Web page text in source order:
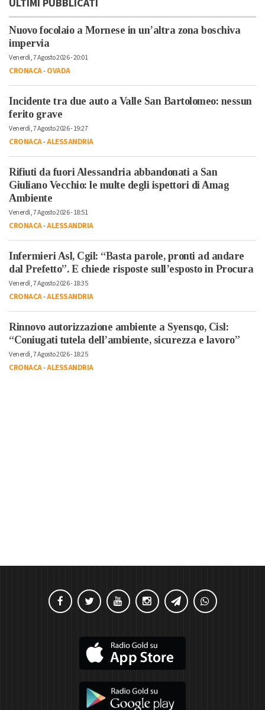
ULTIMI PUBBLICATI
Nuovo focolaio a Mornese in un’altra zona boschiva
impervia
Venerdì, 7 Agosto 2026 - 20:01
CRONACA-OVADA
Incidente tra due auto a Valle San Bartolomeo: nessun
ferito grave
Venerdì, 7 Agosto 2026 - 19:27
CRONACA-ALESSANDRIA
Rifiuti da fuori Alessandria abbandonati a San
Giuliano Vecchio: le multe degli ispettori di Amag
Ambiente
Venerdì, 7 Agosto 2026 - 18:51
CRONACA-ALESSANDRIA
Infermieri Asl, Cgil: “Basta parole, pronti ad andare
dal Prefetto”. E chiede risposte sull’esposto in Procura
Venerdì, 7 Agosto 2026 - 18:35
CRONACA-ALESSANDRIA
Rinnovo autorizzazione ambiente a Syensqo, Cisl:
“Coniugati tutela dell’ambiente, sicurezza e lavoro”
Venerdì, 7 Agosto 2026 - 18:25
CRONACA-ALESSANDRIA